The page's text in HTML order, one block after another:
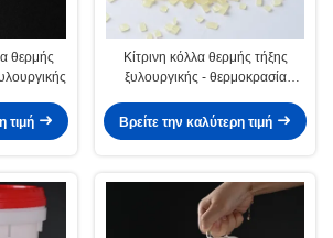
θερμής
τιμή
Κίτρινη κόλλα θερμής τήξης
ξυλουργικής - θερμοκρασία
Βρείτε την καλύτερη τιμή